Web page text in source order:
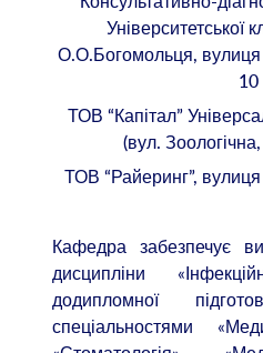
Університетської
О.О.Богомольця,
10
ТОВ “Капітал”
(вул.
ТОВ “Райеринг”,
Кафедра забезпечує
дисципліни
додипломної
спеціальностями